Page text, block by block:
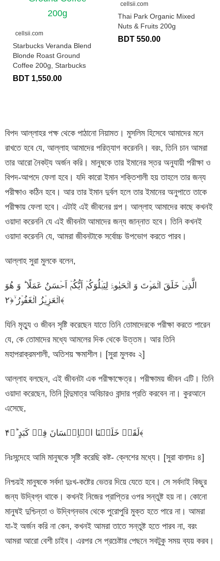
cellsii.com
Starbucks Veranda Blend
Blonde Roast Ground
Coffee 200g, Starbucks
BDT 1,550.00
cellsii.com
Thai Park Organic Mixed
Nuts & Fruits 200g
BDT 550.00
বিপদ আল্লাহর পক্ষ থেকে পাঠানো নিয়ামত। মুসলিম হিসেবে আমাদের মনে
রাখতে হবে যে, আল্লাহ আমাদের পরিত্যাগ করেননি। বরং, তিনি চান আমরা
তার আরো নৈকট্য অর্জন করি। মানুষকে তার ইমানের স্তর অনুযায়ী পরীক্ষা ও
বিপদ-আপদে ফেলা হবে। যদি কারো ইমান শক্তিশালী হয় তাহলে তার জন্য
পরীক্ষাও কঠিন হবে। আর তার ইমান দুর্বল হলে তার ইমানের অনুপাতে তাকে
পরীক্ষায় ফেলা হবে। এটাই এই জীবনের গল্প। আল্লাহ আমাদের কাছে কখনই
ওয়াদা করেননি যে এই জীবনটা আমাদের জন্য জান্নাত হবে। তিনি কখনই
ওয়াদা করেননি যে, আমরা জীবনটাকে সর্বোচ্চ উপভোগ করতে পারব।
আল্লাহ সুরা মুলকে বলেন,
الَّذِیۡ خَلَقَ الۡمَوۡتَ وَ الۡحَیٰوۃَ لِیَبۡلُوَکُمۡ اَیُّکُمۡ اَحۡسَنُ عَمَلًا ؕ وَ هُوَ
الۡعَزِیۡزُ الۡغَفُوۡرُ ۙ﴿۲﴾
যিনি মৃত্যু ও জীবন সৃষ্টি করেছেন যাতে তিনি তোমাদেরকে পরীক্ষা করতে পারেন
যে, কে তোমাদের মধ্যে আমলের দিক থেকে উত্তম। আর তিনি
মহাপরাক্রমশালী, অতিশয় ক্ষমাশীল। [সুরা মুলকঃ ২]
আল্লাহ বলছেন, এই জীবনটা এক পরীক্ষাক্ষেত্র। পরীক্ষাময় জীবন এটি। তিনি
ওয়াদা করেছেন, তিনি বিন্দুমাত্র অবিচারও বান্দার প্রতি করবেন না। কুরআনে
এসেছে,
لَقَدۡ خَلَقۡنَا الۡاِنۡسَانَ فِیۡ کَبَدٍ ؕ﴿۴﴾
নিঃসন্দেহে আমি মানুষকে সৃষ্টি করেছি কষ্ট- ক্লেশের মধ্যে। [সুরা বালাদঃ ৪]
নিশ্চয়ই মানুষকে সর্বদা দুঃখ-কষ্টের ভেতর দিয়ে যেতে হবে। সে সর্বদাই কিছুর
জন্য উদ্বিগ্ন থাকে। কখনই নিজের প্রাপ্তির ওপর সন্তুষ্ট হয় না। কোনো
মানুষই দুশ্চিন্তা ও উদ্বিগ্নভাব থেকে পুরোপুরি মুক্ত হতে পারে না। আমরা
যা-ই অর্জন করি না কেন, কখনই আমরা তাতে সন্তুষ্ট হতে পারব না, বরং
আমরা আরো বেশী চাইব। এরপর সে প্রচেষ্টার পেছনে সবটুকু সময় ব্যয় করব।